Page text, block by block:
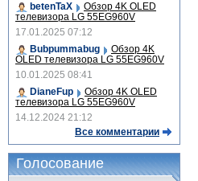
betenTaX
Обзор 4K OLED
телевизора LG 55EG960V
17.01.2025 07:12
Bubpummabug
Обзор 4K
OLED телевизора LG 55EG960V
10.01.2025 08:41
DianeFup
Обзор 4K OLED
телевизора LG 55EG960V
14.12.2024 21:12
Все комментарии
Голосование